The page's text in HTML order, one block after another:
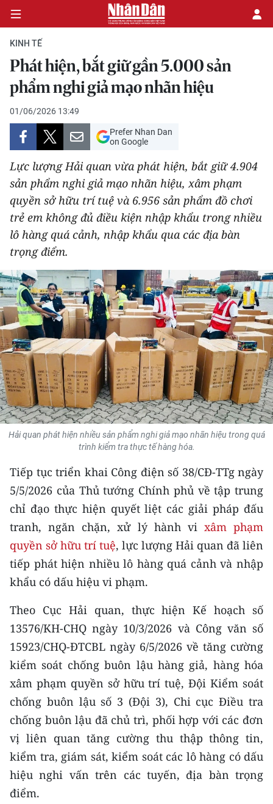
CHÍNH TRỊ
KINH TẾ
VĂN HÓA
XÃ HỘI
PHÁP LUẬT
DU LỊCH
THẾ GIỚI
THỂ THAO
GIÁO DỤC
Y TẾ
KHOA HỌC - CÔNG NGHỆ
MÔI TRƯỜNG
BẠN ĐỌC
KIỂM CHỨNG THÔNG TIN
TRI THỨC CHUYÊN SÂU
54 DÂN TỘC VIỆT NAM
CHƯƠNG TRÌNH OCOP - MỖI XÃ
MỘT SẢN PHẨM
RADIO
MEDIA CENTER
E-Magazine
Video
Media Chính trị
Media Kinh tế
Media Văn hóa
Media Xã hội
KINH TẾ
Phát hiện, bắt giữ gần 5.000 sản
phẩm nghi giả mạo nhãn hiệu
01/06/2026 13:49
Prefer Nhan Dan
on Google
Lực lượng Hải quan vừa phát hiện, bắt giữ 4.904
sản phẩm nghi giả mạo nhãn hiệu, xâm phạm
quyền sở hữu trí tuệ và 6.956 sản phẩm đồ chơi
trẻ em không đủ điều kiện nhập khẩu trong nhiều
lô hàng quá cảnh, nhập khẩu qua các địa bàn
trọng điểm.
Hải quan phát hiện nhiều sản phẩm nghi giả mạo nhãn hiệu trong quá
trình kiểm tra thực tế hàng hóa.
Tiếp tục triển khai Công điện số 38/CĐ-TTg ngày
5/5/2026 của Thủ tướng Chính phủ về tập trung
chỉ đạo thực hiện quyết liệt các giải pháp đấu
tranh, ngăn chặn, xử lý hành vi xâm phạm
quyền sở hữu trí tuệ, lực lượng Hải quan đã liên
tiếp phát hiện nhiều lô hàng quá cảnh và nhập
khẩu có dấu hiệu vi phạm.
Theo Cục Hải quan, thực hiện Kế hoạch số
13576/KH-CHQ ngày 10/3/2026 và Công văn số
15923/CHQ-ĐTCBL ngày 6/5/2026 về tăng cường
kiểm soát chống buôn lậu hàng giả, hàng hóa
xâm phạm quyền sở hữu trí tuệ, Đội Kiểm soát
chống buôn lậu số 3 (Đội 3), Chi cục Điều tra
chống buôn lậu đã chủ trì, phối hợp với các đơn
vị liên quan tăng cường thu thập thông tin,
kiểm tra, giám sát, kiểm soát các lô hàng có dấu
hiệu nghi vấn trên các tuyến, địa bàn trọng
điểm.